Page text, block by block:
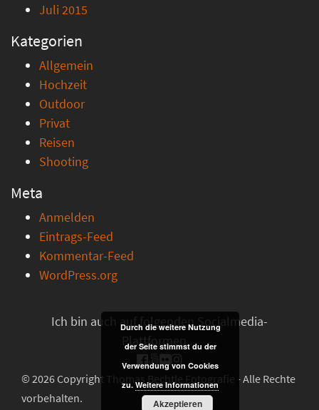
Juli 2015
Kategorien
Allgemein
Hochzeit
Outdoor
Privat
Reisen
Shooting
Meta
Anmelden
Eintrags-Feed
Kommentar-Feed
WordPress.org
Ich bin auch auf folgenden Socialmedia-
Plattformen ...
© 2026 Copyright Thomas Bechtle Fotografie - Alle Rechte
vorbehalten.
Durch die weitere Nutzung
der Seite stimmst du der
Verwendung von Cookies
zu.Weitere Informationen
Akzeptieren